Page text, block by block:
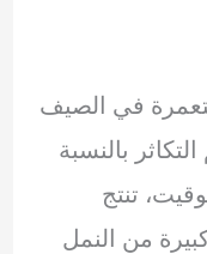
في الصيف
بالنسبة
تنتج
من النمل